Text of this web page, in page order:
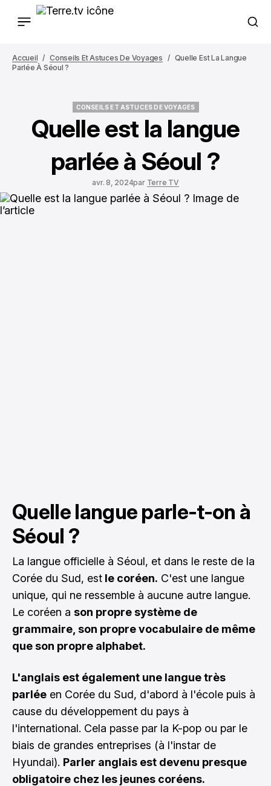
Accueil Conseils Et Astuces De Voyages
Quelle Est La Langue
Parlée À Séoul ?
CONSEILS ET ASTUCES DE VOYAGES
Quelle est la langue
parlée à Séoul ?
avr. 8, 2024par Terre TV
Quelle langue parle-t-on à
Séoul ?
La langue officielle à Séoul, et dans le reste de la
Corée du Sud, est le coréen. C'est une langue
unique, qui ne ressemble à aucune autre langue.
Le coréen a son propre système de
grammaire, son propre vocabulaire de même
que son propre alphabet.
L'anglais est également une langue très
parlée en Corée du Sud, d'abord à l'école puis à
cause du développement du pays à
l'international. Cela passe par la K-pop ou par le
biais de grandes entreprises (à l'instar de
Hyundai). Parler anglais est devenu presque
obligatoire chez les jeunes coréens.